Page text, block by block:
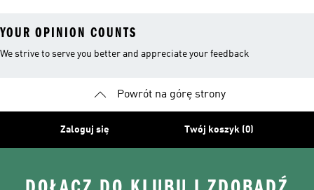
YOUR OPINION COUNTS
We strive to serve you better and appreciate your feedback
Powrót na górę strony
Zaloguj się Twój koszyk (0)